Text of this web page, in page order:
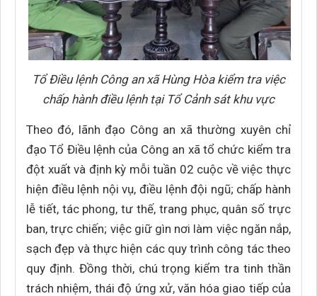
Tổ Điều lệnh Công an xã Hùng Hòa kiểm tra việc
chấp hành điều lệnh tại Tổ Cảnh sát khu vực
Theo đó, lãnh đạo Công an xã thường xuyên chỉ
đạo Tổ Điều lệnh của Công an xã tổ chức kiểm tra
đột xuất và định kỳ mỗi tuần 02 cuộc về việc thực
hiện điều lệnh nội vụ, điều lệnh đội ngũ; chấp hành
lễ tiết, tác phong, tư thế, trang phục, quân số trực
ban, trực chiến; việc giữ gìn nơi làm việc ngăn nắp,
sạch đẹp và thực hiện các quy trình công tác theo
quy định. Đồng thời, chú trọng kiểm tra tinh thần
trách nhiệm, thái độ ứng xử, văn hóa giao tiếp của